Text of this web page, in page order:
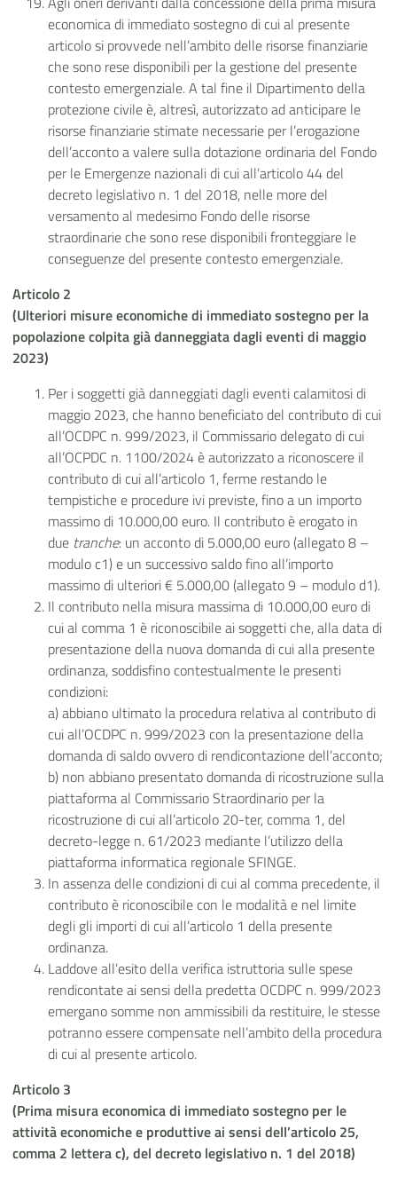
economica di immediato sostegno di cui al presente
articolo si provvede nell’ambito delle risorse finanziarie
che sono rese disponibili per la gestione del presente
contesto emergenziale. A tal fine il Dipartimento della
protezione civile è, altresì, autorizzato ad anticipare le
risorse finanziarie stimate necessarie per l’erogazione
dell’acconto a valere sulla dotazione ordinaria del Fondo
per le Emergenze nazionali di cui all’articolo 44 del
decreto legislativo n. 1 del 2018, nelle more del
versamento al medesimo Fondo delle risorse
straordinarie che sono rese disponibili fronteggiare le
conseguenze del presente contesto emergenziale.
Articolo 2
(Ulteriori misure economiche di immediato sostegno per la
popolazione colpita già danneggiata dagli eventi di maggio
2023)
Per i soggetti già danneggiati dagli eventi calamitosi di
maggio 2023, che hanno beneficiato del contributo di cui
all’OCDPC n. 999/2023, il Commissario delegato di cui
all’OCPDC n. 1100/2024 è autorizzato a riconoscere il
contributo di cui all’articolo 1, ferme restando le
tempistiche e procedure ivi previste, fino a un importo
massimo di 10.000,00 euro. Il contributo è erogato in
due tranche: un acconto di 5.000,00 euro (allegato 8 –
modulo c1) e un successivo saldo fino all’importo
massimo di ulteriori € 5.000,00 (allegato 9 – modulo d1).
Il contributo nella misura massima di 10.000,00 euro di
cui al comma 1 è riconoscibile ai soggetti che, alla data di
presentazione della nuova domanda di cui alla presente
ordinanza, soddisfino contestualmente le presenti
condizioni:
a) abbiano ultimato la procedura relativa al contributo di
cui all’OCDPC n. 999/2023 con la presentazione della
domanda di saldo ovvero di rendicontazione dell’acconto;
b) non abbiano presentato domanda di ricostruzione sulla
piattaforma al Commissario Straordinario per la
ricostruzione di cui all’articolo 20-ter, comma 1, del
decreto-legge n. 61/2023 mediante l’utilizzo della
piattaforma informatica regionale SFINGE.
In assenza delle condizioni di cui al comma precedente, il
contributo è riconoscibile con le modalità e nel limite
degli gli importi di cui all’articolo 1 della presente
ordinanza.
Laddove all’esito della verifica istruttoria sulle spese
rendicontate ai sensi della predetta OCDPC n. 999/2023
emergano somme non ammissibili da restituire, le stesse
potranno essere compensate nell’ambito della procedura
di cui al presente articolo.
Articolo 3
(Prima misura economica di immediato sostegno per le
attività economiche e produttive ai sensi dell’articolo 25,
comma 2 lettera c), del decreto legislativo n. 1 del 2018)